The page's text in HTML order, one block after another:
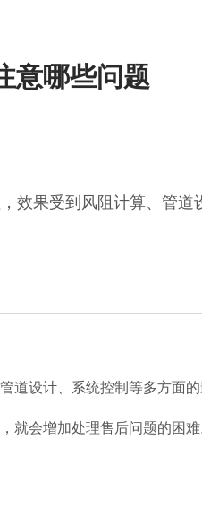
意哪些问题
效果受到风阻计算、管道
设计、系统控制等多方面
就会增加处理售后问题的困难